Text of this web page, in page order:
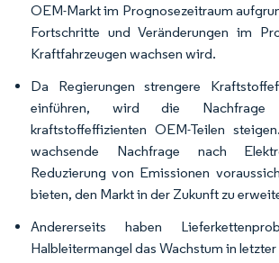
OEM-Markt im Prognosezeitraum
Fortschritte und Veränderungen im
Kraftfahrzeugen wachsen wird.
Da Regierungen strengere
einführen, wird die Nachfrage
kraftstoffeffizienten OEM-Teilen
wachsende Nachfrage nach
Reduzierung von Emissionen
bieten, den Markt in der Zukunft zu
Andererseits haben
Halbleitermangel das Wachstum in